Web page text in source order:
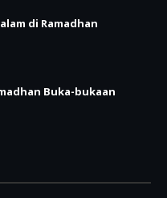
di Ramadhan
Buka-bukaan